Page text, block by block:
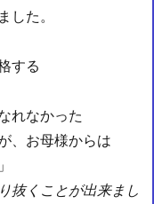
した。
する
れなかった
、お母様からは
」
抜くことが出来まし